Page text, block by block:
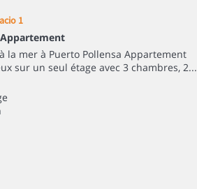
1
Appartement
la mer à Puerto Pollensa Appartement
sur un seul étage avec 3 chambres, 2...